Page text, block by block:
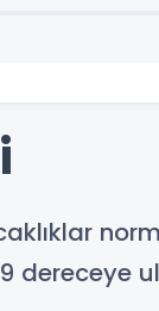
dereceye